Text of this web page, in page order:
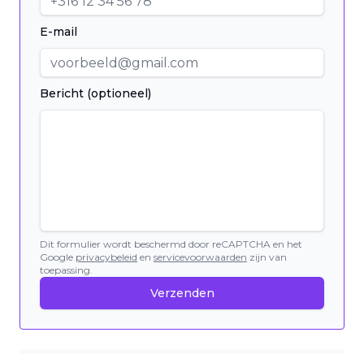
E-mail
Bericht (optioneel)
Dit formulier wordt beschermd door reCAPTCHA en het
Google privacybeleid en servicevoorwaarden zijn van
toepassing.
Verzenden